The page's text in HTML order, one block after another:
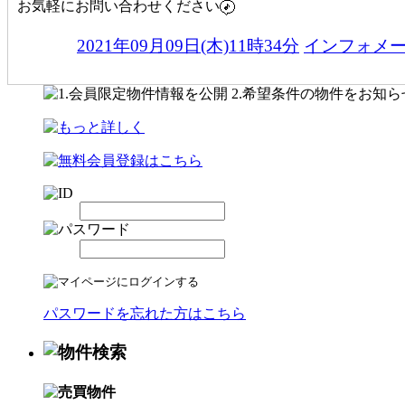
お気軽にお問い合わせください
2021年09月09日(木)11時34分 インフォメ
パスワードを忘れた方はこちら